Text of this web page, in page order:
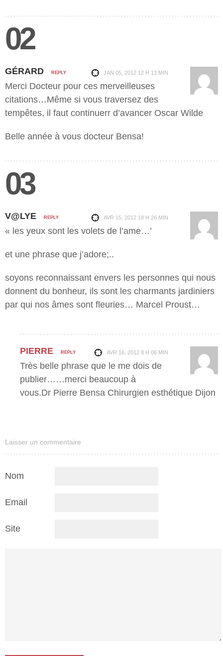
02
JAN 05, 2012 12 H 13 MIN
GÉRARD REPLY
Merci Docteur pour ces merveilleuses
citations…Même si vous traversez des
tempêtes, il faut continuerr d’avancer Oscar Wilde
Belle année à vous docteur Bensa!
03
AVR 15, 2012 18 H 26 MIN
V@LYE REPLY
« les yeux sont les volets de l’ame…’
et une phrase que j’adore;..
soyons reconnaissant envers les personnes qui nous
donnent du bonheur, ils sont les charmants jardiniers
par qui nos âmes sont fleuries… Marcel Proust…
AVR 16, 2012 8 H 06 MIN
PIERRE REPLY
Très belle phrase que le me dois de
publier……merci beaucoup à
vous.Dr Pierre Bensa Chirurgien esthétique Dijon
Laisser un commentaire
Nom
Email
Site